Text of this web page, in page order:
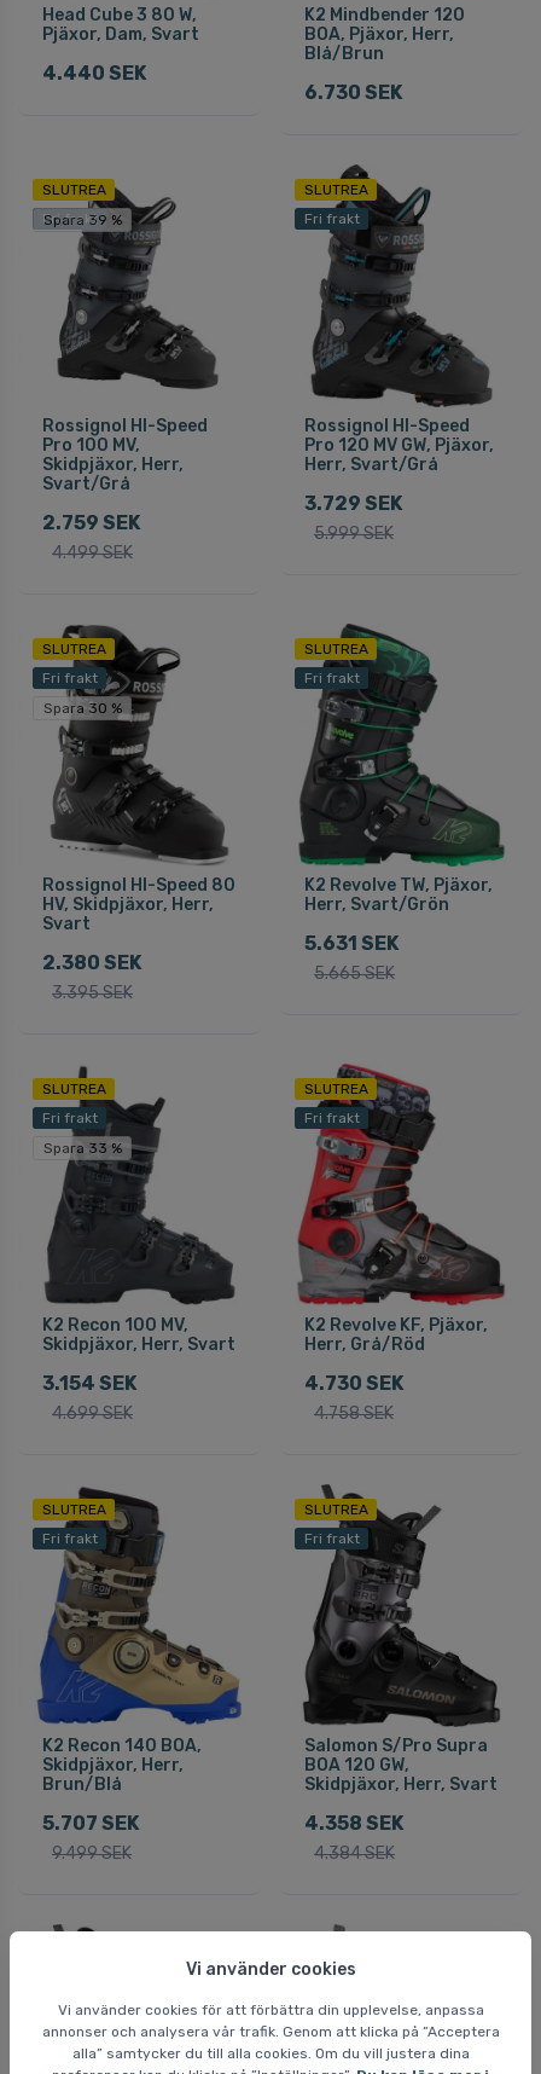
Vi använder cookies
Vi använder cookies för att förbättra din upplevelse, anpassa
annonser och analysera vår trafik. Genom att klicka på ”Acceptera
alla” samtycker du till alla cookies. Om du vill justera dina
Head Cube 3 80 W,
Pjäxor, Dam, Svart
4.440 SEK
K2 Mindbender 120
BOA, Pjäxor, Herr,
Blå/Brun
6.730 SEK
SLUTREA
Fri frakt
Spara 39 %
Rossignol HI-Speed
Pro 100 MV,
Skidpjäxor, Herr,
Svart/Grå
2.759 SEK
4.499 SEK
SLUTREA
Fri frakt
Rossignol HI-Speed
Pro 120 MV GW, Pjäxor,
Herr, Svart/Grå
3.729 SEK
5.999 SEK
SLUTREA
Fri frakt
Spara 30 %
Rossignol HI-Speed 80
HV, Skidpjäxor, Herr,
Svart
2.380 SEK
3.395 SEK
SLUTREA
Fri frakt
K2 Revolve TW, Pjäxor,
Herr, Svart/Grön
5.631 SEK
5.665 SEK
SLUTREA
Fri frakt
Spara 33 %
K2 Recon 100 MV,
Skidpjäxor, Herr, Svart
3.154 SEK
4.699 SEK
SLUTREA
Fri frakt
K2 Revolve KF, Pjäxor,
Herr, Grå/Röd
4.730 SEK
4.758 SEK
SLUTREA
Fri frakt
K2 Recon 140 BOA,
Skidpjäxor, Herr,
Brun/Blå
5.707 SEK
9.499 SEK
SLUTREA
Fri frakt
Salomon S/Pro Supra
BOA 120 GW,
Skidpjäxor, Herr, Svart
4.358 SEK
4.384 SEK
Fri frakt
Spara 38 %